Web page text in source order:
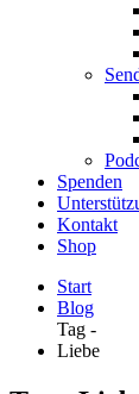
Spenden
Kontakt
Shop
Start
Blog
Tag -
Liebe